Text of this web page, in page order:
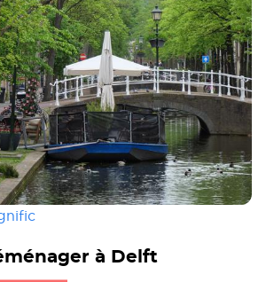
à Delft